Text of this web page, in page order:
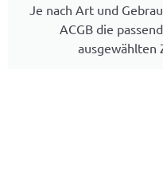
Je nach Art und
ACGB die
ausgewählten